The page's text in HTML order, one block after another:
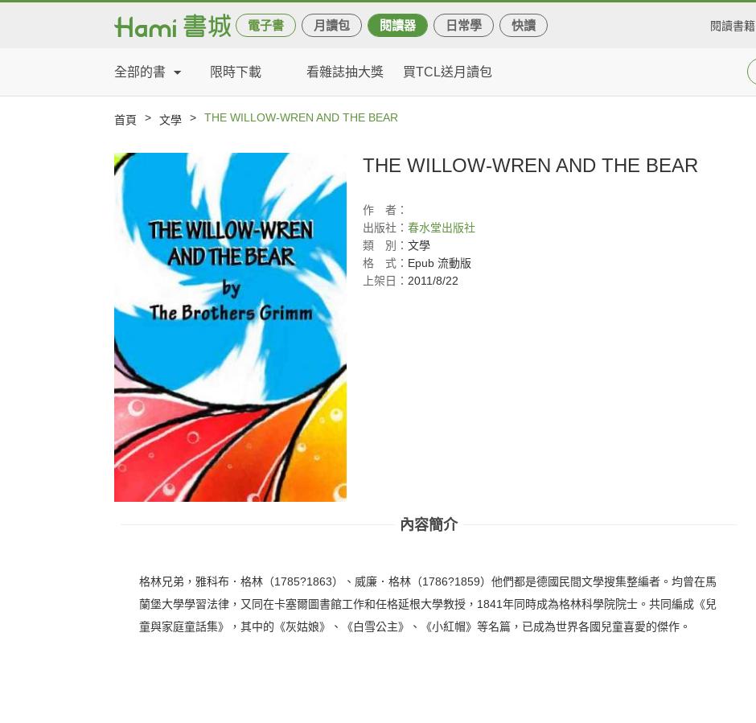
電子書 月讀包 閱讀器 日常學 快讀 閱讀書籍
全部的書 限時下載 看雜誌抽大獎 買TCL送月讀包
首頁 > 文學 > THE WILLOW-WREN AND THE BEAR
THE WILLOW-WREN AND THE BEAR
作
者：
出版社： 春水堂出版社
類
別： 文學
格
式： Epub 流動版
上架日： 2011/8/22
內容簡介
格林兄弟，雅科布．格林（1785?1863）、威廉．格林（1786?1859）他們都是德國民間文學搜集整編者。均曾在馬
蘭堡大學學習法律，又同在卡塞爾圖書館工作和任格延根大學教授，1841年同時成為格林科學院院士。共同編成《兒
童與家庭童話集》，其中的《灰姑娘》、《白雪公主》、《小紅帽》等名篇，已成為世界各國兒童喜愛的傑作。